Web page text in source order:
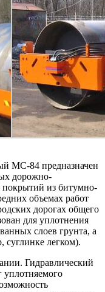
МС-84 предназначен
дорожно-
из битумно-
объемах работ
дорогах общего
для уплотнения
слоев грунта, а
суглинке легком).
Гидравлический
уплотняемого